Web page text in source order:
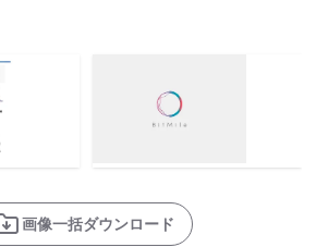
画像一括ダウンロード